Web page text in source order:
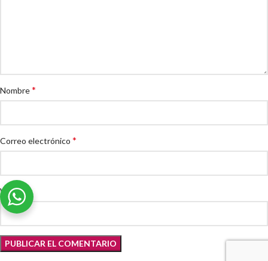
Nombre*
Correo electrónico *
Web